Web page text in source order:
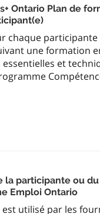
Ontario Plan de
chaque participante
une formation
et
la participante ou
Emploi Ontario
utilisé par les